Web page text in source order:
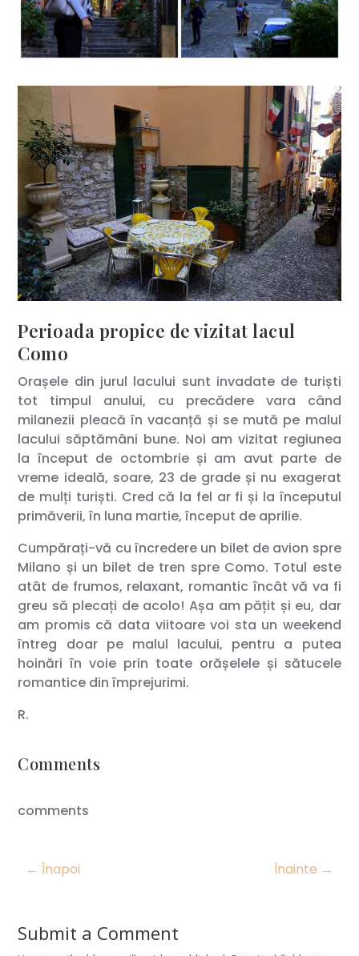
Perioada propice de vizitat lacul
Como
Orașele din jurul lacului sunt invadate de turiști
tot timpul anului, cu precădere vara când
milanezii pleacă în vacanță și se mută pe malul
lacului săptămâni bune. Noi am vizitat regiunea
la început de octombrie și am avut parte de
vreme ideală, soare, 23 de grade și nu exagerat
de mulți turiști. Cred că la fel ar fi și la începutul
primăverii, în luna martie, început de aprilie.
Cumpărați-vă cu încredere un bilet de avion spre
Milano și un bilet de tren spre Como. Totul este
atât de frumos, relaxant, romantic încât vă va fi
greu să plecați de acolo! Așa am pățit și eu, dar
am promis că data viitoare voi sta un weekend
întreg doar pe malul lacului, pentru a putea
hoinări în voie prin toate orășelele și sătucele
romantice din împrejurimi.
R.
Comments
comments
←Înapoi Înainte →
Submit a Comment